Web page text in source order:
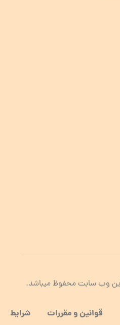
وب سابت محفوظ میباشد.
قوانین و مقررات شرایط